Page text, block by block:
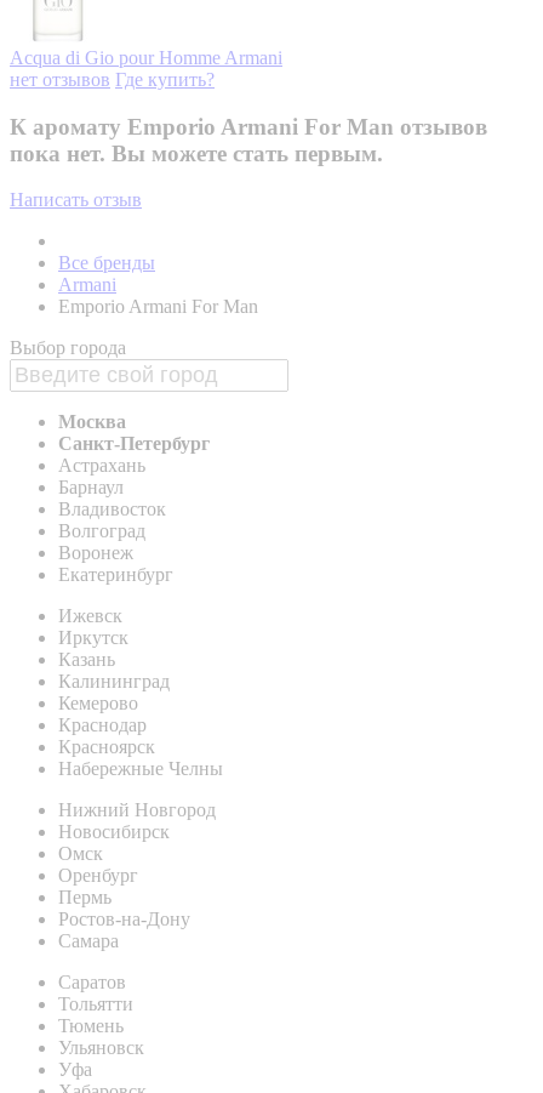
Acqua di Gio pour Homme Armani
нет отзывов Где купить?
К аромату Emporio Armani For Man отзывов
пока нет. Вы можете стать первым.
Написать отзыв
Все бренды
Armani
Emporio Armani For Man
Выбор города
Москва
Санкт-Петербург
Астрахань
Барнаул
Владивосток
Волгоград
Воронеж
Екатеринбург
Ижевск
Иркутск
Казань
Калининград
Кемерово
Краснодар
Красноярск
Набережные Челны
Нижний Новгород
Новосибирск
Омск
Оренбург
Пермь
Ростов-на-Дону
Самара
Саратов
Тольятти
Тюмень
Ульяновск
Уфа